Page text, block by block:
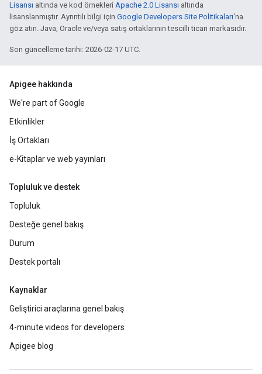
Lisansı altında ve kod örnekleri Apache 2.0 Lisansı altında
lisanslanmıştır. Ayrıntılı bilgi için Google Developers Site Politikaları'na
göz atın. Java, Oracle ve/veya satış ortaklarının tescilli ticari markasıdır.
Son güncelleme tarihi: 2026-02-17 UTC.
Apigee hakkında
We're part of Google
Etkinlikler
İş Ortakları
e-Kitaplar ve web yayınları
Topluluk ve destek
Topluluk
Desteğe genel bakış
Durum
Destek portalı
Kaynaklar
Geliştirici araçlarına genel bakış
4-minute videos for developers
Apigee blog